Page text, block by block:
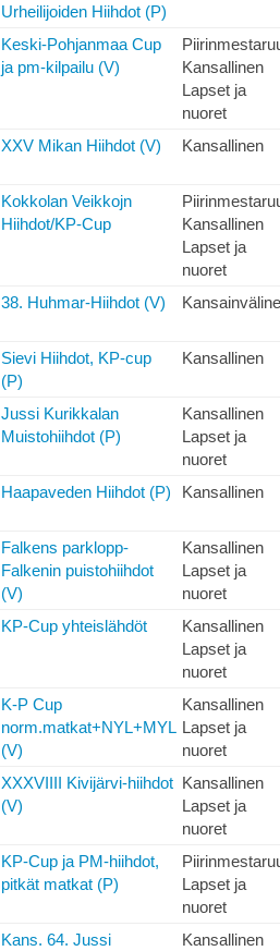
Urheilijoiden Hiihdot (P)
Keski-Pohjanmaa Cup
ja pm-kilpailu (V)
Kansallinen
Lapset ja
nuoret
XXV Mikan Hiihdot (V) Kansallinen
Kokkolan Veikkojn
Hiihdot/KP-Cup
Kansallinen
Lapset ja
nuoret
38. Huhmar-Hiihdot (V)
Sievi Hiihdot, KP-cup
(P)
Kansallinen
Jussi Kurikkalan
Muistohiihdot (P)
Kansallinen
Lapset ja
nuoret
Haapaveden Hiihdot (P) Kansallinen
Falkens parklopp-
Falkenin puistohiihdot
(V)
Kansallinen
Lapset ja
nuoret
KP-Cup yhteislähdöt
Kansallinen
Lapset ja
nuoret
K-P Cup
norm.matkat+NYL+MYL
(V)
Kansallinen
Lapset ja
nuoret
XXXVIIII Kivijärvi-hiihdot
(V)
Kansallinen
Lapset ja
nuoret
KP-Cup ja PM-hiihdot,
pitkät matkat (P)
Lapset ja
nuoret
Kans. 64. Jussi Kansallinen